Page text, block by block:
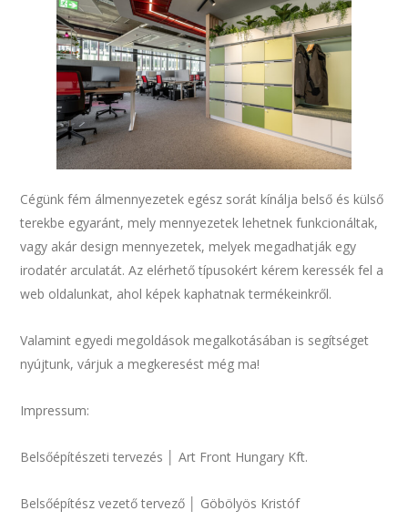
Cégünk fém álmennyezetek egész sorát kínálja belső és külső
terekbe egyaránt, mely mennyezetek lehetnek funkcionáltak,
vagy akár design mennyezetek, melyek megadhatják egy
irodatér arculatát. Az elérhető típusokért kérem keressék fel a
web oldalunkat, ahol képek kaphatnak termékeinkről.
Valamint egyedi megoldások megalkotásában is segítséget
nyújtunk, várjuk a megkeresést még ma!
Impressum:
Belsőépítészeti tervezés │ Art Front Hungary Kft.
Belsőépítész vezető tervező │ Göbölyös Kristóf